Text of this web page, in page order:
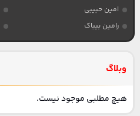
امین حبیبی
رامین بیباک
وبلاگ
هیچ مطلبی موجود نیست.